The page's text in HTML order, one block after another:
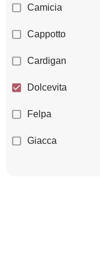
Camicia
Cappotto
Cardigan
Dolcevita
Felpa
Giacca